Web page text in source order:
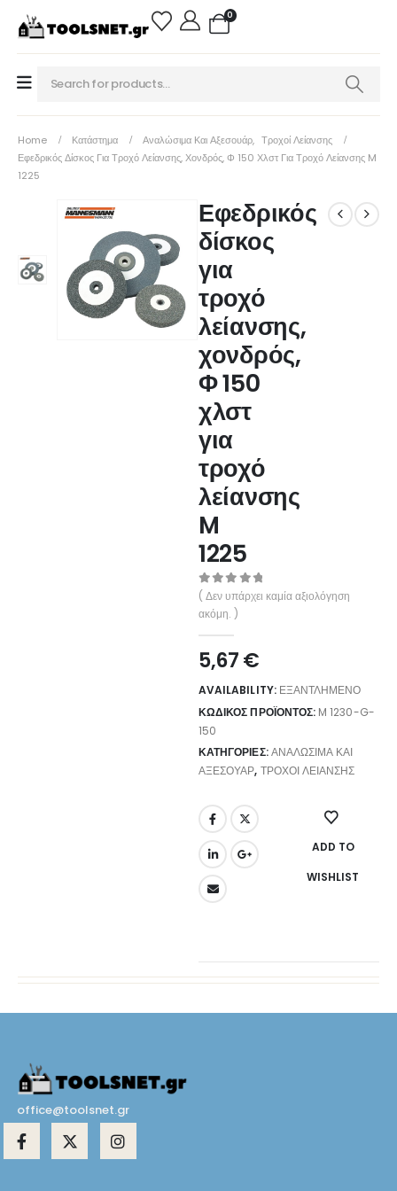
0
Home Κατάστημα Αναλώσιμα Και Αξεσουάρ, Τροχοί Λείανσης
Εφεδρικός Δίσκος Για Τροχό Λείανσης, Χονδρός, Φ 150 Χλστ Για Τροχό Λείανσης M
1225
Εφεδρικός
δίσκος
για
τροχό
λείανσης,
χονδρός,
Φ 150
χλστ
για
τροχό
λείανσης
M
1225
0out of 5
( Δεν υπάρχει καμία αξιολόγηση
ακόμη. )
5,67€
AVAILABILITY: ΕΞΑΝΤΛΗΜΈΝΟ
ΚΩΔΙΚΌΣ ΠΡΟΪΌΝΤΟΣ: M 1230-G-
150
ΚΑΤΗΓΟΡΊΕΣ:ΑΝΑΛΏΣΙΜΑ ΚΑΙ
ΑΞΕΣΟΥΆΡ, ΤΡΟΧΟΊ ΛΕΊΑΝΣΗΣ
ADD TO
WISHLIST
office@toolsnet.gr